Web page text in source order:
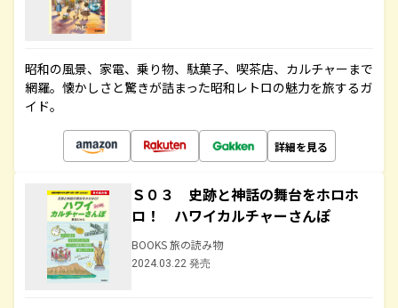
昭和の風景、家電、乗り物、駄菓子、喫茶店、カルチャーまで
網羅。懐かしさと驚きが詰まった昭和レトロの魅力を旅するガ
イド。
詳細を見る
Ｓ０３ 史跡と神話の舞台をホロホ
ロ！ ハワイカルチャーさんぽ
BOOKS 旅の読み物
2024.03.22 発売